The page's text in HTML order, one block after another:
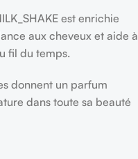
est enrichie
aux cheveux et aide à
fil du temps.
donnent un parfum
dans toute sa beauté